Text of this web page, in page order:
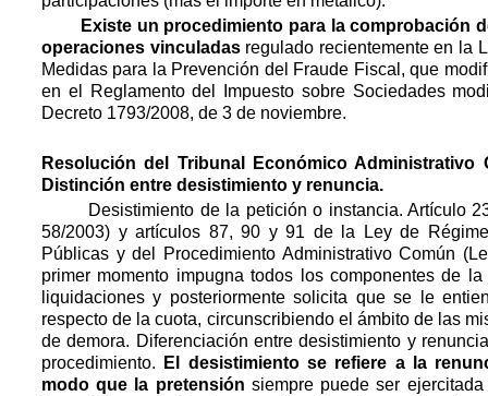
Existe un procedimiento para la comprobación
operaciones vinculadasregulado recientemente en la
Medidas para la Prevención del Fraude Fiscal, que
en el Reglamento del Impuesto sobre Sociedades
Decreto 1793/2008, de 3 de noviembre.
Resolución del Tribunal Económico Administrativo
Distinción entre desistimiento y renuncia.
Desistimiento de la petición o instancia. Artículo
58/2003) y artículos 87, 90 y 91 de la Ley de
Públicas y del Procedimiento Administrativo Común
primer momento impugna todos los componentes de
liquidaciones y posteriormente solicita que se le
respecto de la cuota, circunscribiendo el ámbito de las
de demora. Diferenciación entre desistimiento y
procedimiento.
El desistimiento se refiere a la
modo que la pretensión siempre puede ser